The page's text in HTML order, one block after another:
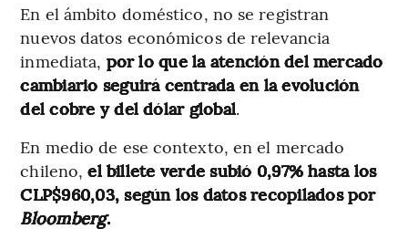
En el ámbito doméstico, no se registran
nuevos datos económicos de relevancia
inmediata, por lo que la atención del mercado
cambiario seguirá centrada en la evolución
del cobre y del dólar global.
En medio de ese contexto, en el mercado
chileno,el billete verde subió 0,97% hasta los
CLP$960,03, según los datos recopilados por
Bloomberg.